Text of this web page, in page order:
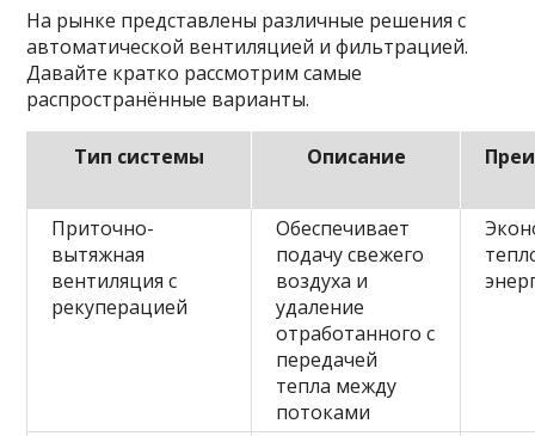
На рынке представлены различные решения с
автоматической вентиляцией и фильтрацией.
Давайте кратко рассмотрим самые
распространённые варианты.
Тип системы Описание
Приточно-
вытяжная
вентиляция с
рекуперацией
Обеспечивает
подачу свежего
воздуха и
удаление
отработанного с
передачей
тепла между
потоками